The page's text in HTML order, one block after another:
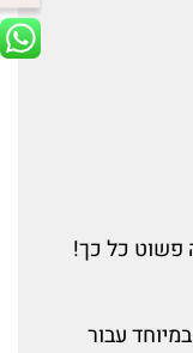
פשוט כל כך!
עבור